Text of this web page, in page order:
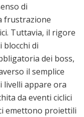
di
frustrazione
Tuttavia, il rigore
blocchi di
dei boss,
il semplice
livelli appare ora
da eventi ciclici
emettono proiettili